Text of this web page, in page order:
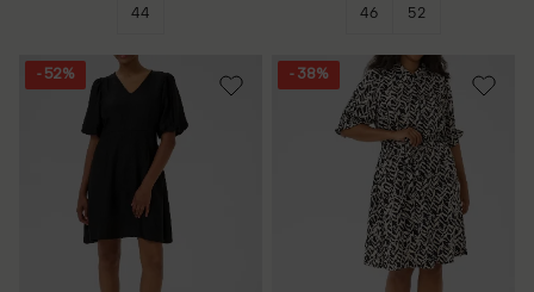
44 46 52
- 52% - 38%